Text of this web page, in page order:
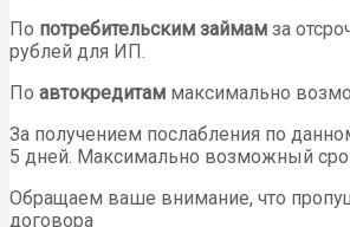
По потребительским займам за
рублей для ИП.
По автокредитам максимально
За получением послабления по
5 дней. Максимально возможный
Обращаем ваше внимание, что
договора